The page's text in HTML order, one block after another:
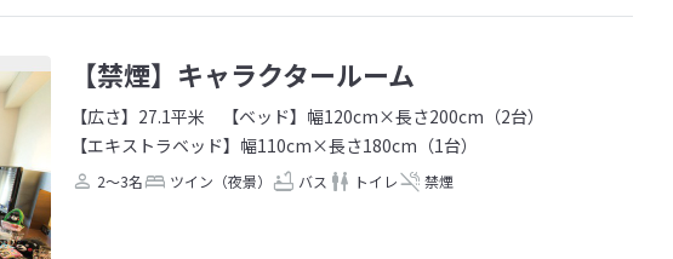
【禁煙】キャラクタールーム
【広さ】27.1平米
【ベッド】幅120cm×長さ200cm（2台）
【エキストラベッド】幅110cm×長さ180cm（1台）
2～3名 ツイン（夜景） バス トイレ 禁煙